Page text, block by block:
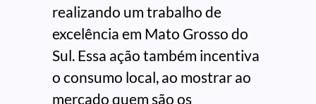
realizando um trabalho de
excelência em Mato Grosso do
Sul. Essa ação também incentiva
o consumo local, ao mostrar ao
mercado quem são os